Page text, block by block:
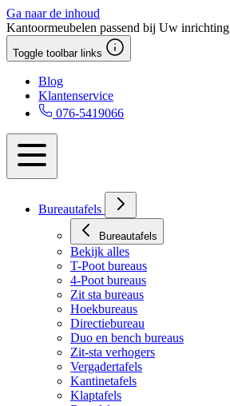
Ga naar de inhoud
Kantoormeubelen passend bij Uw inrichting
Toggle toolbar links
Blog
Klantenservice
076-5419066
Bureautafels
Bureautafels
Bekijk alles
T-Poot bureaus
4-Poot bureaus
Zit sta bureaus
Hoekbureaus
Directiebureau
Duo en bench bureaus
Zit-sta verhogers
Vergadertafels
Kantinetafels
Klaptafels